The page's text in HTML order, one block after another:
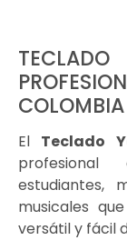
COLOMBIA
El Teclado
profesional
estudiantes,
musicales
versátil y fácil